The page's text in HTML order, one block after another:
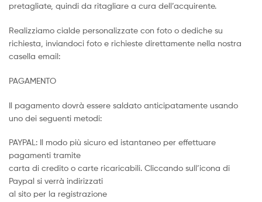
pretagliate, quindi da ritagliare a cura dell’acquirente.
Realizziamo cialde personalizzate con foto o dediche su
richiesta, inviandoci foto e richieste direttamente nella nostra
casella email:
PAGAMENTO
Il pagamento dovrà essere saldato anticipatamente usando
uno dei seguenti metodi:
PAYPAL: Il modo più sicuro ed istantaneo per effettuare
pagamenti tramite
carta di credito o carte ricaricabili. Cliccando sull’icona di
Paypal si verrà indirizzati
al sito per la registrazione